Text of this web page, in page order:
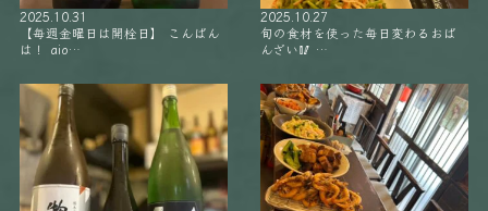
2025.10.31
【毎週金曜日は開栓日】 こんばん
は！ aio…
2025.10.27
旬の食材を使った毎日変わるおば
んざい🥢 …